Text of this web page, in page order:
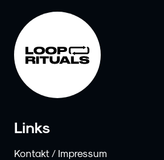
Links
Kontakt / Impressum